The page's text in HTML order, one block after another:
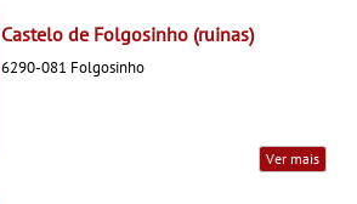
Castelo de Folgosinho (ruinas)
6290-081 Folgosinho
Ver mais